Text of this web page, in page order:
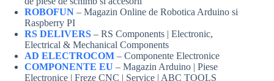
ROBOFUN – Magazin Online de Robotica Arduino si
Raspberry PI
RS DELIVERS – RS Components | Electronic,
Electrical & Mechanical Components
AD ELECTROCOM – Componente Electronice
COMPONENTE EU – Magazin Arduino | Piese
Electronice | Freze CNC | Service | ABC TOOLS